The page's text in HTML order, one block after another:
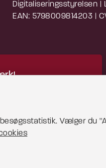
Digitaliseringsstyrelsen |
EAN: 5798009814203 |
om cookies
Vælger du